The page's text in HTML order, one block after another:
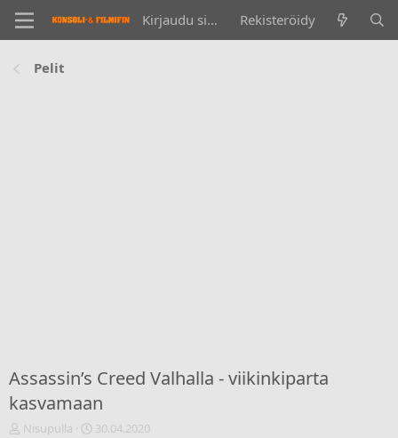
Kirjaudu sisään Rekisteröidy
Pelit
Assassin’s Creed Valhalla - viikinkiparta
kasvamaan
VNisupulla
A
30.04.2020